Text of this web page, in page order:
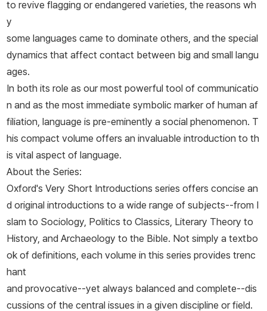
to revive flagging or endangered varieties, the reasons wh
y
some languages came to dominate others, and the special
dynamics that affect contact between big and small langu
ages.
In both its role as our most powerful tool of communicatio
n and as the most immediate symbolic marker of human af
filiation, language is pre-eminently a social phenomenon. T
his compact volume offers an invaluable introduction to th
is vital aspect of language.
About the Series:
Oxford's Very Short Introductions series offers concise an
d original introductions to a wide range of subjects--from I
slam to Sociology, Politics to Classics, Literary Theory to
History, and Archaeology to the Bible. Not simply a textbo
ok of definitions, each volume in this series provides trenc
hant
and provocative--yet always balanced and complete--dis
cussions of the central issues in a given discipline or field.